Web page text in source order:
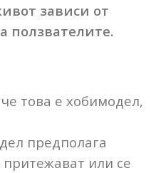
зависи от
ползвателите.
това е хобимодел,
предполага
или се